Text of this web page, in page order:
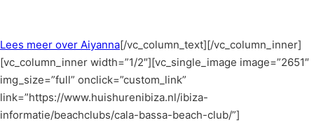
Lees meer over Aiyanna[/vc_column_text][/vc_column_inner]
[vc_column_inner width=”1/2″][vc_single_image image=”2651″
img_size=”full” onclick=”custom_link”
link=”https://www.huishurenibiza.nl/ibiza-
informatie/beachclubs/cala-bassa-beach-club/”]